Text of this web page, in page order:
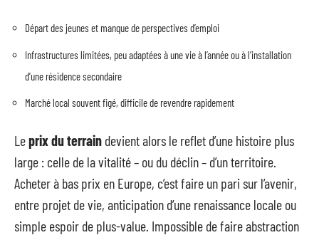
Départ des jeunes et manque de perspectives d’emploi
Infrastructures limitées, peu adaptées à une vie à l’année ou à l’installation
d’une résidence secondaire
Marché local souvent figé, difficile de revendre rapidement
Leprix du terrain devient alors le reflet d’une histoire plus
large : celle de la vitalité – ou du déclin – d’un territoire.
Acheter à bas prix en Europe, c’est faire un pari sur l’avenir,
entre projet de vie, anticipation d’une renaissance locale ou
simple espoir de plus-value. Impossible de faire abstraction